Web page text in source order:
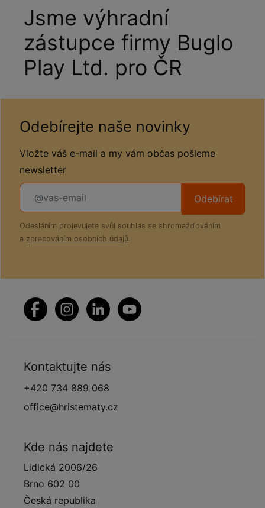
Jsme výhradní
zástupce firmy Buglo
Play Ltd. pro ČR
Odebírejte naše novinky
Vložte váš e-mail a my vám občas pošleme
newsletter
Odebírat
Odesláním projevujete svůj souhlas se shromažďováním
a zpracováním osobních údajů.
Kontaktujte nás
+420 734 889 068
office@hristematy.cz
Kde nás najdete
Lidická 2006/26
Brno 602 00
Česká republika